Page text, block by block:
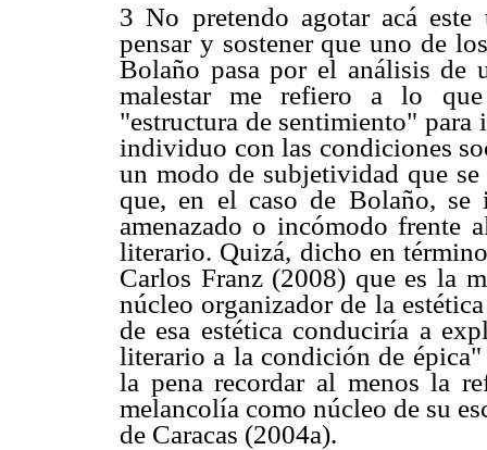
3 No pretendo agotar acá
pensar y sostener que uno de
Bolaño pasa por el análisis de
malestar me refiero a lo
"estructura de sentimiento" para
individuo con las condiciones
un modo de subjetividad que
que, en el caso de Bolaño, se
amenazado o incómodo frente
literario. Quizá, dicho en
Carlos Franz (2008) que es la
núcleo organizador de la
de esa estética conduciría a
literario a la condición de
la pena recordar al menos
melancolía como núcleo de su
de Caracas (2004a).